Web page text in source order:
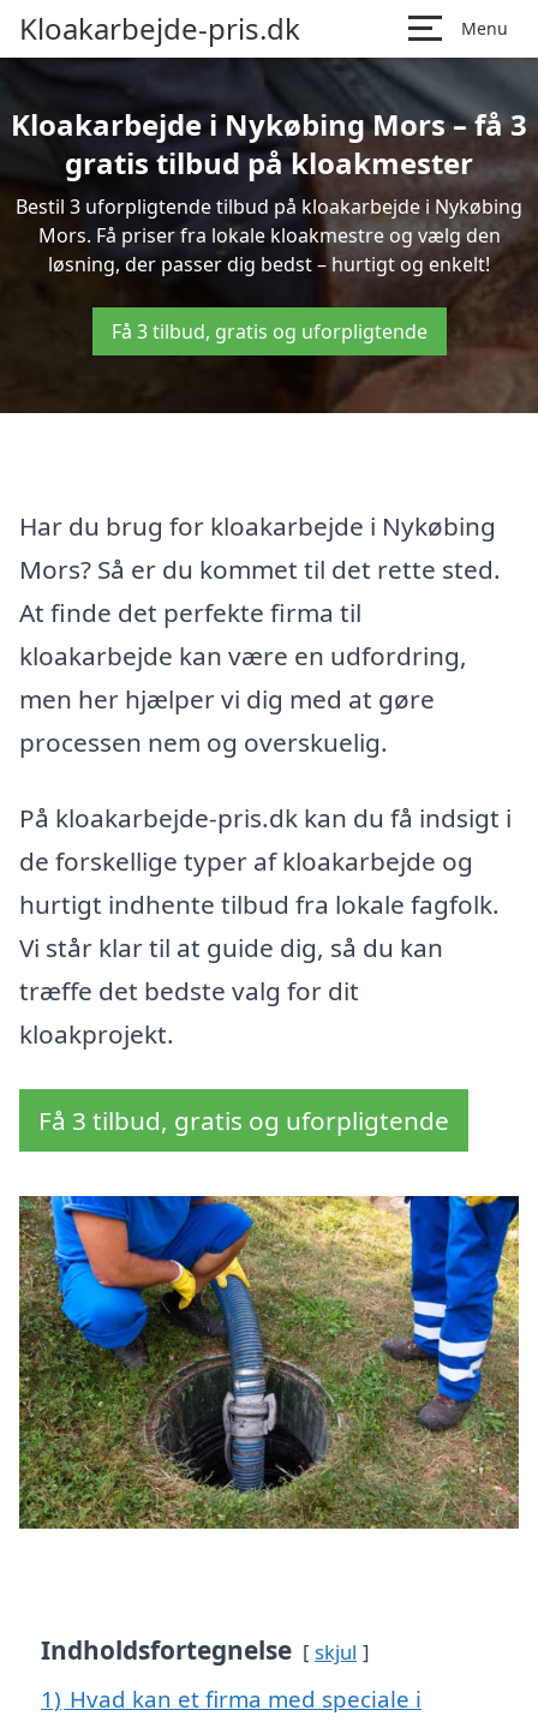
Kloakarbejde-pris.dk Menu
Kloakarbejde i Nykøbing Mors – få 3
gratis tilbud på kloakmester
Bestil 3 uforpligtende tilbud på kloakarbejde i Nykøbing
Mors. Få priser fra lokale kloakmestre og vælg den
løsning, der passer dig bedst – hurtigt og enkelt!
Få 3 tilbud, gratis og uforpligtende
Har du brug for kloakarbejde i Nykøbing
Mors? Så er du kommet til det rette sted.
At finde det perfekte firma til
kloakarbejde kan være en udfordring,
men her hjælper vi dig med at gøre
processen nem og overskuelig.
På kloakarbejde-pris.dk kan du få indsigt i
de forskellige typer af kloakarbejde og
hurtigt indhente tilbud fra lokale fagfolk.
Vi står klar til at guide dig, så du kan
træffe det bedste valg for dit
kloakprojekt.
Få 3 tilbud, gratis og uforpligtende
Indholdsfortegnelse skjul
1) Hvad kan et firma med speciale i